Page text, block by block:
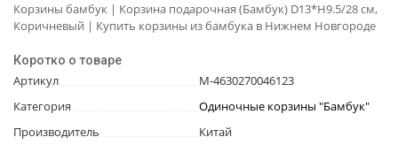
Корзины бамбук | Корзина подарочная (Бамбук) D13*H9.5/28 см,
Коричневый | Купить корзины из бамбука в Нижнем Новгороде
Коротко о товаре
Артикул
М-4630270046123
Категория
Одиночные корзины "Бамбук"
Производитель
Китай